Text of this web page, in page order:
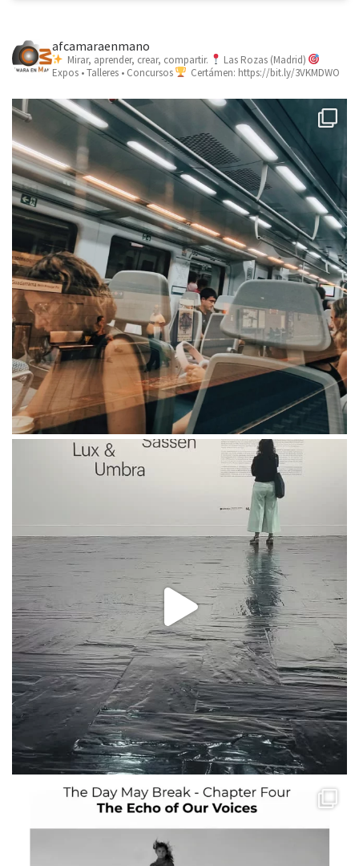
afcamaraenmano
Mirar, aprender, crear, compartir.
Las Rozas (Madrid)
Expos • Talleres • Concursos
Certámen: https://bit.ly/3VKMDWO